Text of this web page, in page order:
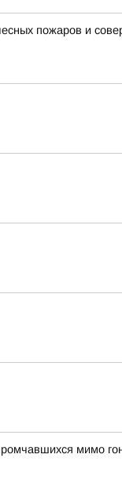
пожаров и
мимо